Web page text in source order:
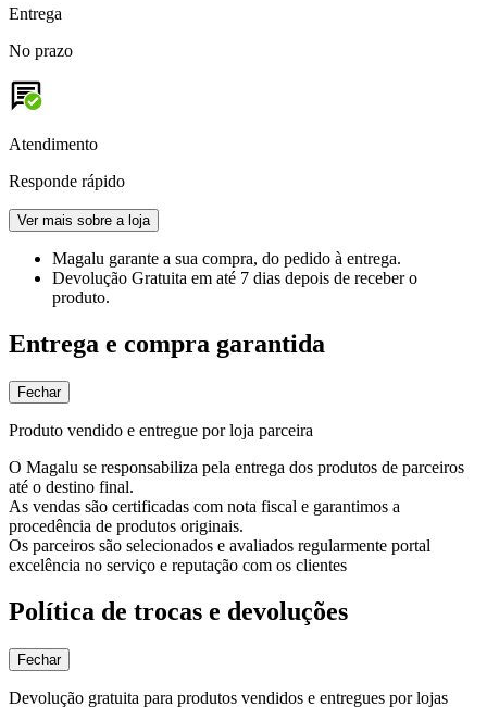
Entrega
No prazo
Atendimento
Responde rápido
Ver mais sobre a loja
Magalu garante a sua compra, do pedido à entrega.
Devolução Gratuita em até 7 dias depois de receber o
produto.
Entrega e compra garantida
Fechar
Produto vendido e entregue por loja parceira
O Magalu se responsabiliza pela entrega dos produtos de parceiros
até o destino final.
As vendas são certificadas com nota fiscal e garantimos a
procedência de produtos originais.
Os parceiros são selecionados e avaliados regularmente portal
excelência no serviço e reputação com os clientes
Política de trocas e devoluções
Fechar
Devolução gratuita para produtos vendidos e entregues por lojas